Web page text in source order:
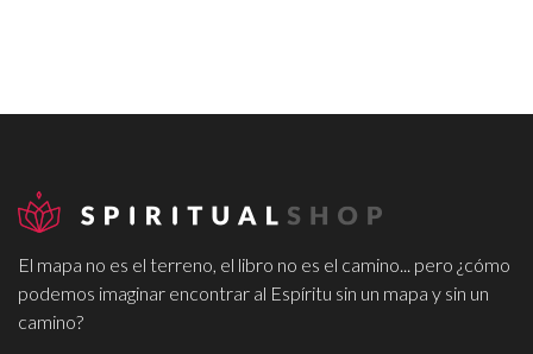
El mapa no es el terreno, el libro no es el camino... pero ¿cómo
podemos imaginar encontrar al Espíritu sin un mapa y sin un
camino?